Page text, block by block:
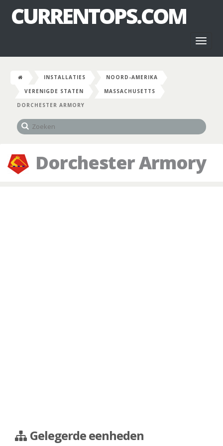
CURRENTOPS.COM
INSTALLATIES
NOORD-AMERIKA
VERENIGDE STATEN
MASSACHUSETTS
DORCHESTER ARMORY
Dorchester Armory
Gelegerde eenheden